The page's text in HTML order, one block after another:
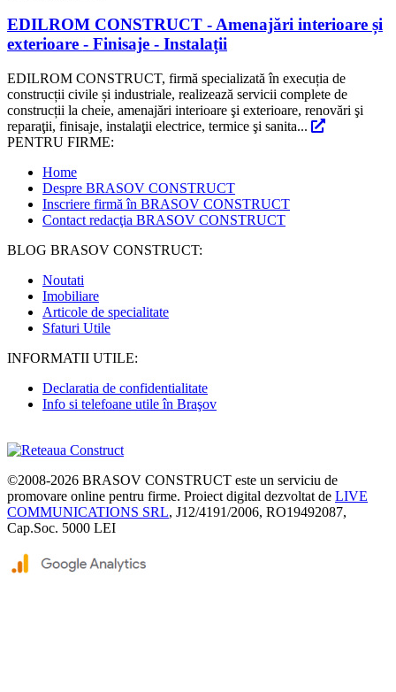
EDILROM CONSTRUCT - Amenajări interioare și
exterioare - Finisaje - Instalații
EDILROM CONSTRUCT, firmă specializată în execuția de
construcții civile și industriale, realizează servicii complete de
construcții la cheie, amenajări interioare şi exterioare, renovări şi
reparaţii, finisaje, instalaţii electrice, termice şi sanita...
PENTRU FIRME:
Home
Despre BRASOV CONSTRUCT
Inscriere firmă în BRASOV CONSTRUCT
Contact redacţia BRASOV CONSTRUCT
BLOG BRASOV CONSTRUCT:
Noutati
Imobiliare
Articole de specialitate
Sfaturi Utile
INFORMATII UTILE:
Declaratia de confidentialitate
Info si telefoane utile în Braşov
©2008-2026 BRASOV CONSTRUCT este un serviciu de
promovare online pentru firme. Proiect digital dezvoltat de LIVE
COMMUNICATIONS SRL, J12/4191/2006, RO19492087,
Cap.Soc. 5000 LEI